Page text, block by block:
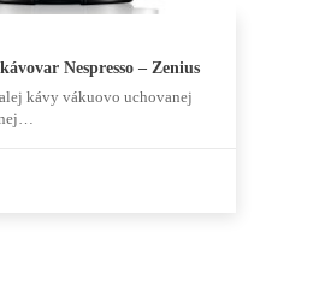
Nespresso – Zenius
kávy vákuovo uchovanej